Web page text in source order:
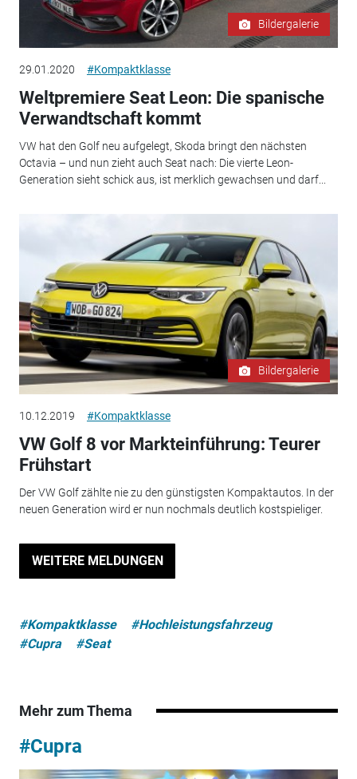
Bildergalerie
29.01.2020 #Kompaktklasse
Weltpremiere Seat Leon: Die spanische
Verwandtschaft kommt
VW hat den Golf neu aufgelegt, Skoda bringt den nächsten
Octavia – und nun zieht auch Seat nach: Die vierte Leon-
Generation sieht schick aus, ist merklich gewachsen und darf...
Bildergalerie
10.12.2019 #Kompaktklasse
VW Golf 8 vor Markteinführung: Teurer
Frühstart
Der VW Golf zählte nie zu den günstigsten Kompaktautos. In der
neuen Generation wird er nun nochmals deutlich kostspieliger.
WEITERE MELDUNGEN
#Kompaktklasse
#Hochleistungsfahrzeug
#Cupra
#Seat
Mehr zum Thema
#Cupra